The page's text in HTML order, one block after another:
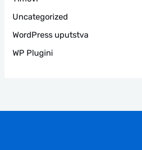
Uncategorized
WordPress uputstva
WP Plugini